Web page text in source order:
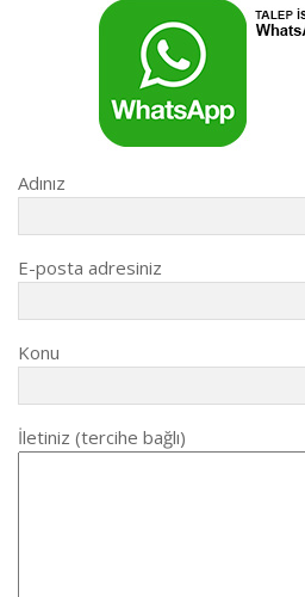
Adınız
E-posta adresiniz
Konu
İletiniz (tercihe bağlı)